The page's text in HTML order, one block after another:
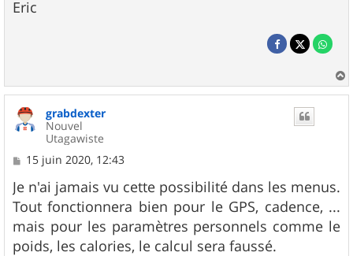
Eric
a
grabdexter
Nouvel
Utagawiste
M
s
s
a
g
e
15 juin 2020, 12:43
Je n'ai jamais vu cette possibilité dans les menus.
Tout fonctionnera bien pour le GPS, cadence, ...
mais pour les paramètres personnels comme le
poids, les calories, le calcul sera faussé.